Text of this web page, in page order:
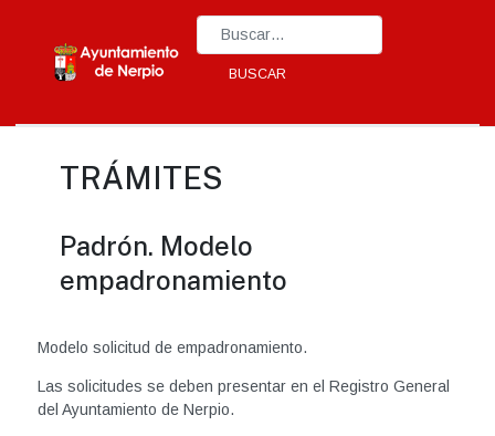
Type 2 or more characters for results.
BUSCAR
TRÁMITES
Padrón. Modelo
empadronamiento
Modelo solicitud de empadronamiento.
Las solicitudes se deben presentar en el Registro General
del Ayuntamiento de Nerpio.